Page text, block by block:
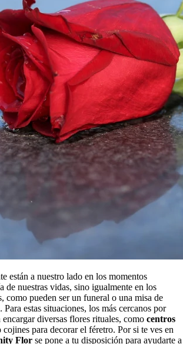
están a nuestro lado en los momentos
de nuestras vidas, sino igualmente en los
como pueden ser un funeral o una misa de
estas situaciones, los más cercanos por
diversas flores rituales, como centros
cojines para decorar el féretro. Por si te ves en
Flor se pone a tu disposición para ayudarte a